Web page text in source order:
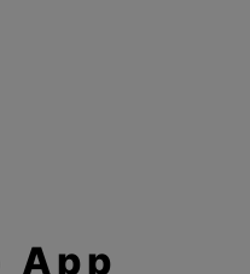
App